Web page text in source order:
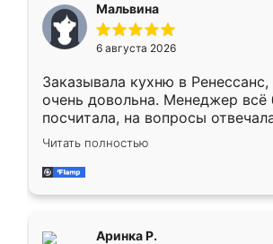
меньше, здесь же он более
Мне нравится ,если что-то
мебели буду заказывать только
Мальвина
6 августа 2026
Заказывала кухню в Ренессанс,
очень довольна. Менеджер всё
посчитала, на вопросы
Замерщик приехал в субботу,
делу со всей
за день, ребята работали
Читать полностью
Аринка Р.